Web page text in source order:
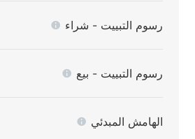
رسوم التبييت - شراء
رسوم التبييت - بيع
الهامش المبدئي